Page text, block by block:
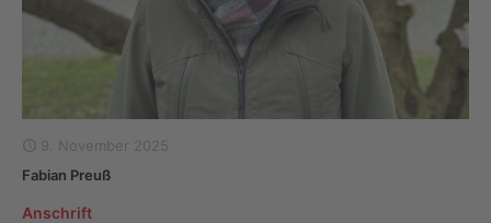
9. November 2025
Fabian Preuß
Anschrift